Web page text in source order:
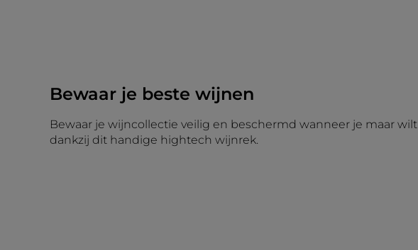
Bewaar je beste wijnen
Bewaar je wijncollectie veilig en beschermd wanneer je maar wilt
dankzij dit handige hightech wijnrek.